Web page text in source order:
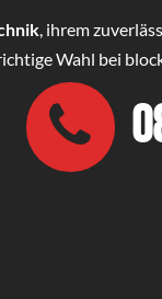
, ihrem
Wahl bei